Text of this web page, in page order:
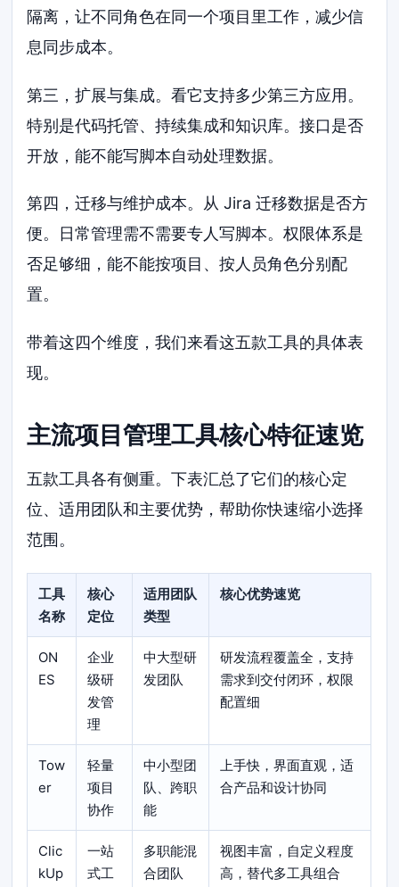
隔离，让不同角色在同一个项目里工作，减少信
息同步成本。
第三，扩展与集成。看它支持多少第三方应用。
特别是代码托管、持续集成和知识库。接口是否
开放，能不能写脚本自动处理数据。
第四，迁移与维护成本。从 Jira 迁移数据是否方
便。日常管理需不需要专人写脚本。权限体系是
否足够细，能不能按项目、按人员角色分别配
置。
带着这四个维度，我们来看这五款工具的具体表
现。
主流项目管理工具核心特征速览
五款工具各有侧重。下表汇总了它们的核心定
位、适用团队和主要优势，帮助你快速缩小选择
范围。
工具
名称
核心
定位
适用团队
类型
核心优势速览
ON
ES
企业
级研
发管
理
中大型研
发团队
研发流程覆盖全，支持
需求到交付闭环，权限
配置细
Tow
er
轻量
项目
协作
中小型团
队、跨职
能
上手快，界面直观，适
合产品和设计协同
Clic
kUp
一站
式工
多职能混
合团队
视图丰富，自定义程度
高，替代多工具组合